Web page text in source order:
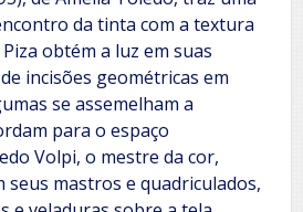
da tinta com a textura
obtém a luz em suas
incisões geométricas em
se assemelham a
para o espaço
Volpi, o mestre da cor,
seus mastros e quadriculados,